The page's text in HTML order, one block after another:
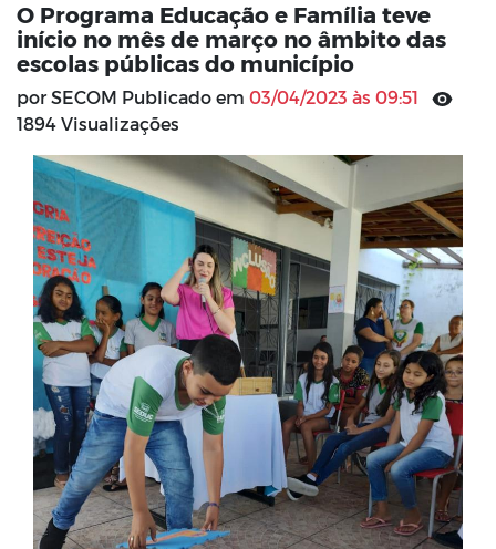
O Programa Educação e Família teve
início no mês de março no âmbito das
escolas públicas do município
por SECOM Publicado em 03/04/2023 às 09:51
1894 Visualizações